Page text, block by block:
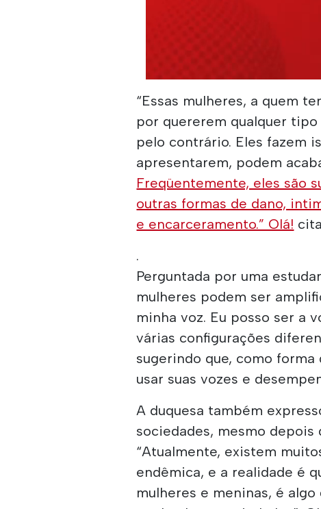
“Essas mulheres, a quem
por quererem qualquer
pelo contrário. Eles fazem
apresentarem, podem
Freqüentemente, eles são
outras formas de dano,
e encarceramento.” Olá!
.
Perguntada por uma
mulheres podem ser
minha voz. Eu posso ser a
várias configurações
sugerindo que, como
usar suas vozes e
A duquesa também
sociedades, mesmo
“Atualmente, existem
endêmica, e a realidade é
mulheres e meninas, é